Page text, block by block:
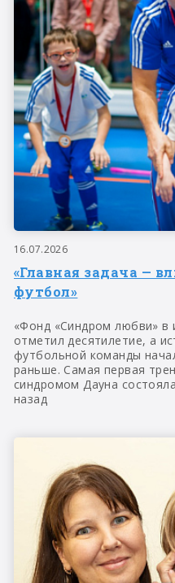
16.07.2026
«Главная задача —
футбол»
«Фонд «Синдром любви» в
отметил десятилетие, а
футбольной команды
раньше. Самая первая
синдромом Дауна
назад